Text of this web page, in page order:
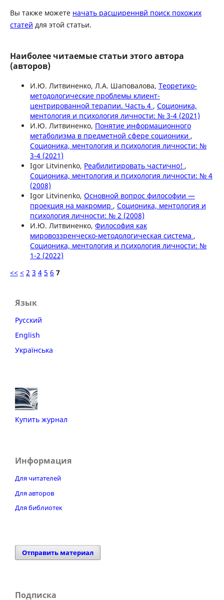
Вы также можете начать расширеннвй поиск похожих
статей для этой статьи.
Наиболее читаемые статьи этого автора
(авторов)
И.Ю. Литвиненко, Л.А. Шаповалова, Теоретико-
методологические проблемы клиент-
центрированной терапии. Часть 4 , Соционика,
ментология и психология личности: № 3-4 (2021)
И.Ю. Литвиненко, Понятие информационного
метаболизма в предметной сфере соционики ,
Соционика, ментология и психология личности: №
3-4 (2021)
Igor Litvinenko, Реабилитировать частично! ,
Соционика, ментология и психология личности: № 4
(2008)
Igor Litvinenko, Основной вопрос философии —
проекция на макромир , Соционика, ментология и
психология личности: № 2 (2008)
И.Ю. Литвиненко, Философия как
мировоззренческо-методологическая система ,
Соционика, ментология и психология личности: №
1-2 (2022)
<< < 2 3 4 5 6 7
Язык
Русский
English
Українська
Купить журнал
Информация
Для читателей
Для авторов
Для библиотек
Отправить материал
Подписка